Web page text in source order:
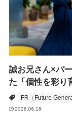
誠お兄さん×パ
た「個性を彩り
FR（Future
2026.06.16